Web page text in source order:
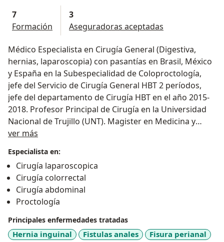
7
Formación
3
Aseguradoras aceptadas
Médico Especialista en Cirugía General (Digestiva,
hernias, laparoscopia) con pasantías en Brasil, México
y España en la Subespecialidad de Coloproctología,
jefe del Servicio de Cirugía General HBT 2 períodos,
jefe del departamento de Cirugía HBT en el año 2015-
2018. Profesor Principal de Cirugía en la Universidad
Nacional de Trujillo (UNT). Magister en Medicina y
Doctorado en Salud Pública.
ver más
Especialista en:
Cirugía laparoscopica
Cirugía colorrectal
Cirugía abdominal
Proctología
Principales enfermedades tratadas
Hernia inguinal Fistulas anales
Fisura perianal